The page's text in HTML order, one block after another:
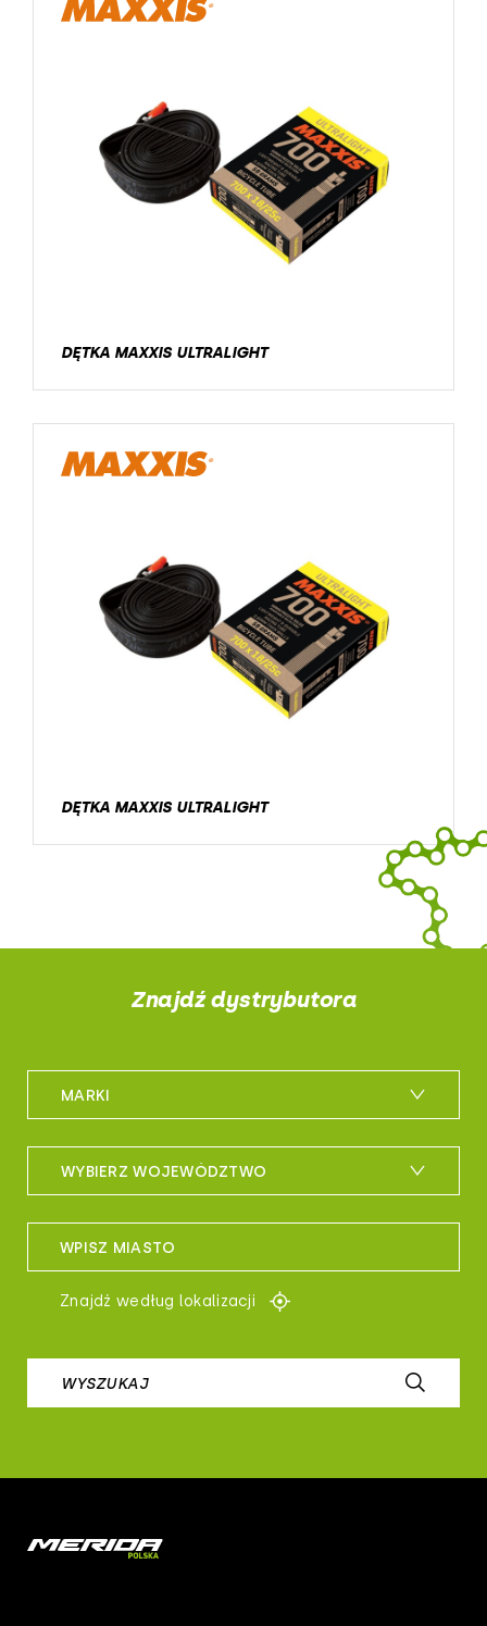
DĘTKA MAXXIS ULTRALIGHT
DĘTKA MAXXIS ULTRALIGHT
Znajdź dystrybutora
MARKI
m_bike
maxxis
sportful
controltech
airborne
cst
WYBIERZ WOJEWÓDZTWO
woj. dolnośląskie
woj. kujawsko-pomorskie
woj. opolskie
WPISZ MIASTO
Znajdź według lokalizacji
WYSZUKAJ